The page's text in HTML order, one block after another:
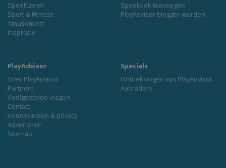
Speeltuinen
Sport & Fitness
Amusement
Inspiratie
Speelplek toevoegen
PlayAdvisor blogger worden
PlayAdvisor
Over PlayAdvisor
Partners
Veelgestelde vragen
Contact
Voorwaarden & privacy
Adverteren
Sitemap
Specials
Ontdekkingen van PlayAdvisor
Aanraders